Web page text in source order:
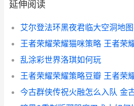
延伸阅读
王者荣耀荣耀猫咪策略 王者荣
乱涂彩世界洛琪如何玩
王者荣耀荣耀策略豆瓣 王者荣
今古群侠传祝火融怎么入队 金